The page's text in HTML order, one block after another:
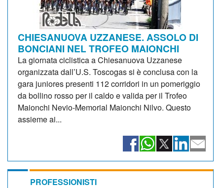
CHIESANUOVA UZZANESE. ASSOLO DI
BONCIANI NEL TROFEO MAIONCHI
La giornata ciclistica a Chiesanuova Uzzanese
organizzata dall’U.S. Toscogas si è conclusa con la
gara juniores presenti 112 corridori in un pomeriggio
da bollino rosso per il caldo e valida per il Trofeo
Maionchi Nevio-Memorial Maionchi Nilvo. Questo
assieme ai...
PROFESSIONISTI